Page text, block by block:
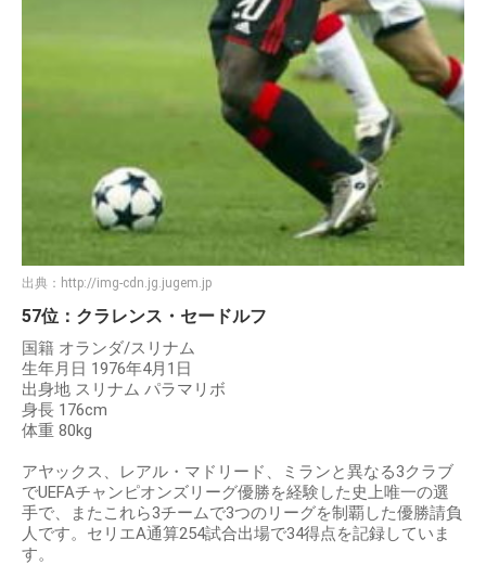
出典： http://img-cdn.jg.jugem.jp
57位：クラレンス・セードルフ
国籍 オランダ/スリナム
生年月日 1976年4月1日
出身地 スリナム パラマリボ
身長 176cm
体重 80kg
アヤックス、レアル・マドリード、ミランと異なる3クラブ
でUEFAチャンピオンズリーグ優勝を経験した史上唯一の選
手で、またこれら3チームで3つのリーグを制覇した優勝請負
人です。セリエA通算254試合出場で34得点を記録していま
す。